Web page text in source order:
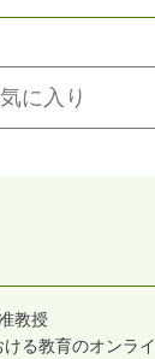
に入り
教授
る教育のオンラ